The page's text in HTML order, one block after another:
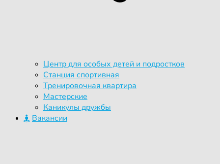
Центр для особых детей и подростков
Станция спортивная
Тренировочная квартира
Мастерские
Каникулы дружбы
Вакансии